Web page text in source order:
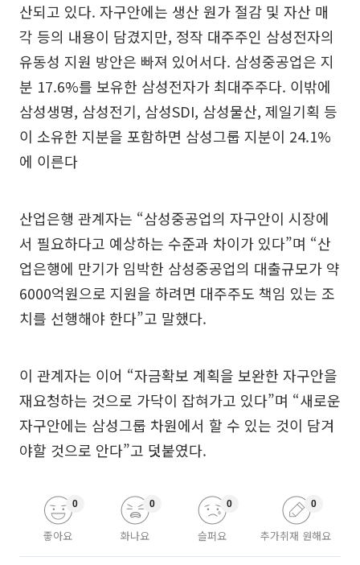
산되고 있다. 자구안에는 생산 원가 절감 및 자산 매
각 등의 내용이 담겼지만, 정작 대주주인 삼성전자의
유동성 지원 방안은 빠져 있어서다. 삼성중공업은 지
분 17.6%를 보유한 삼성전자가 최대주주다. 이밖에
삼성생명, 삼성전기, 삼성SDI, 삼성물산, 제일기획 등
이 소유한 지분을 포함하면 삼성그룹 지분이 24.1%
에 이른다
산업은행 관계자는 “삼성중공업의 자구안이 시장에
서 필요하다고 예상하는 수준과 차이가 있다”며 “산
업은행에 만기가 임박한 삼성중공업의 대출규모가 약
6000억원으로 지원을 하려면 대주주도 책임 있는 조
치를 선행해야 한다”고 말했다.
이 관계자는 이어 “자금확보 계획을 보완한 자구안을
재요청하는 것으로 가닥이 잡혀가고 있다”며 “새로운
자구안에는 삼성그룹 차원에서 할 수 있는 것이 담겨
야할 것으로 안다”고 덧붙였다.
좋아요
0
화나요
0
슬퍼요
0
추가취재 원해요
0